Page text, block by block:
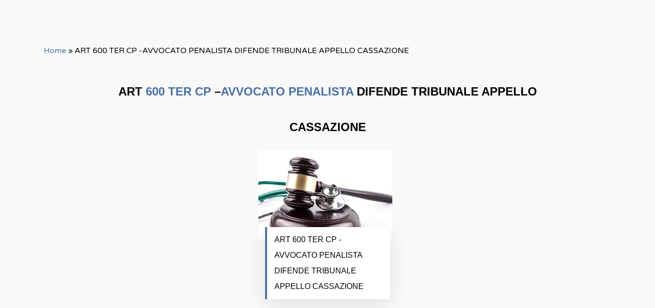
Home » ART 600 TER CP -AVVOCATO PENALISTA DIFENDE TRIBUNALE APPELLO CASSAZIONE
ART 600 TER CP–AVVOCATO PENALISTADIFENDE TRIBUNALE APPELLO
CASSAZIONE
ART 600 TER CP -
AVVOCATO PENALISTA
DIFENDE TRIBUNALE
APPELLO CASSAZIONE